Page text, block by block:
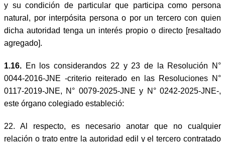
y su condición de particular que participa como persona
natural, por interpósita persona o por un tercero con quien
dicha autoridad tenga un interés propio o directo [resaltado
agregado].
1.16. En los considerandos 22 y 23 de la Resolución N°
0044-2016-JNE -criterio reiterado en las Resoluciones N°
0117-2019-JNE, N° 0079-2025-JNE y N° 0242-2025-JNE-,
este órgano colegiado estableció:
22. Al respecto, es necesario anotar que no cualquier
relación o trato entre la autoridad edil y el tercero contratado